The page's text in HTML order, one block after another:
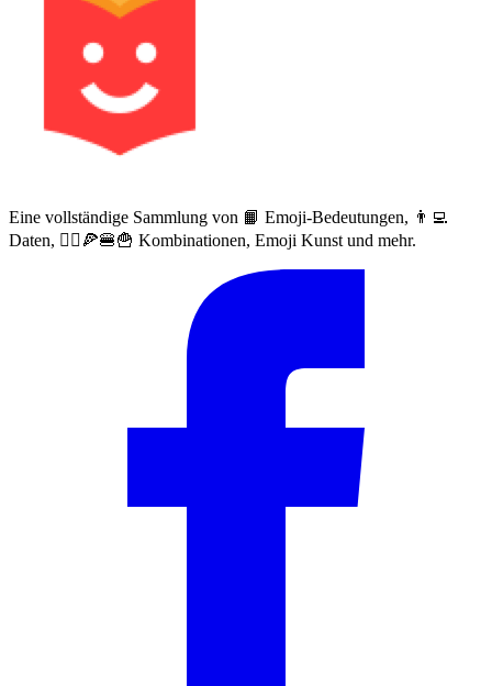
Eine vollständige Sammlung von 📙 Emoji-Bedeutungen, 👨‍💻
Daten, 🙅‍♀️🍕🍔🍟 Kombinationen, Emoji Kunst und mehr.